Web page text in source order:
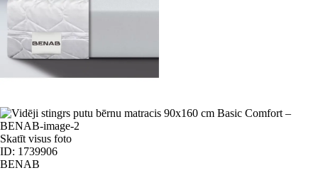
Skatīt visus foto
ID: 1739906
BENAB